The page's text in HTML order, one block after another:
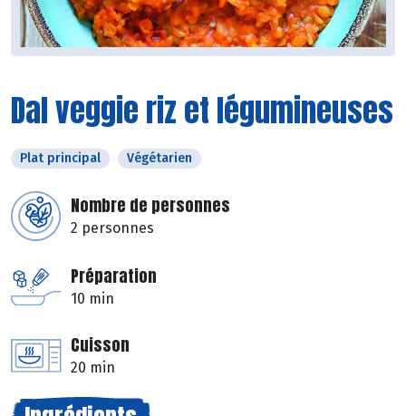
Dal veggie riz et légumineuses
Plat principal Végétarien
Nombre de personnes
2 personnes
Préparation
10 min
Cuisson
20 min